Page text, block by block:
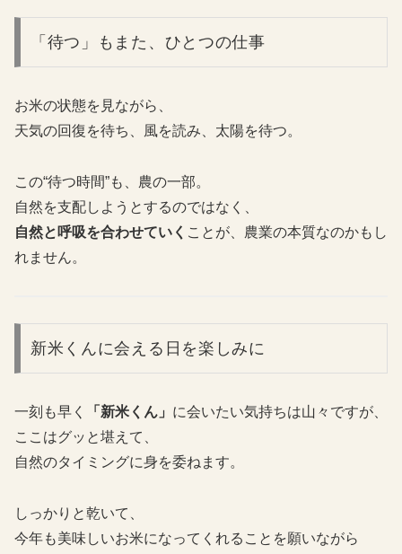
「待つ」もまた、ひとつの仕事
お米の状態を見ながら、
天気の回復を待ち、風を読み、太陽を待つ。
この“待つ時間”も、農の一部。
自然を支配しようとするのではなく、
自然と呼吸を合わせていく ことが、農業の本質なのかもし
れません。
新米くんに会える日を楽しみに
一刻も早く 「新米くん」 に会いたい気持ちは山々ですが、
ここはグッと堪えて、
自然のタイミングに身を委ねます。
しっかりと乾いて、
今年も美味しいお米になってくれることを願いながら